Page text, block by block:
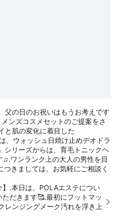
父の日のお祝いはもうお考えです
ンズコスメセットのご提案をさ
と肌の変化に着目した
、︎ウォッシュ︎日焼け止め︎デオドラ
シリーズからは、︎育毛トニック︎ヘ
ワンランク上の大人の男性を目
つきましては、お気軽にご相談く
.本日は、POLAエステについ
だきます🥰.最初にフットマッ
ンジングメーク汚れを浮き上